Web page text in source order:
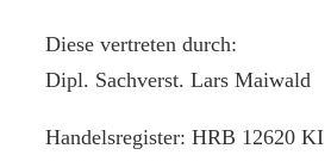
Diese vertreten durch:
Dipl. Sachverst. Lars Maiwald
Handelsregister: HRB 12620 KI